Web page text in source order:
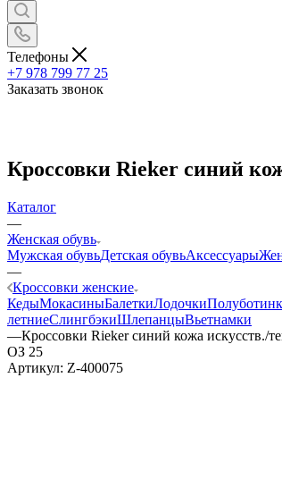
Телефоны
+7 978 799 77 25
Заказать звонок
Кроссовки Rieker синий
Каталог
—
Женская обувь
Мужская обувьДетская обувьАксессуары
—
Кроссовки женские
КедыМокасиныБалеткиЛодочки
летниеСлингбэкиШлепанцыВьетнамки
—Кроссовки Rieker синий кожа искусств./
ОЗ 25
Артикул: Z-400075